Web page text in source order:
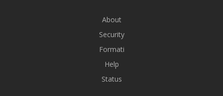
About
Security
Formati
Help
Status